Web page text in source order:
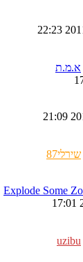
א.מ.ת
שירלי87
uzibu